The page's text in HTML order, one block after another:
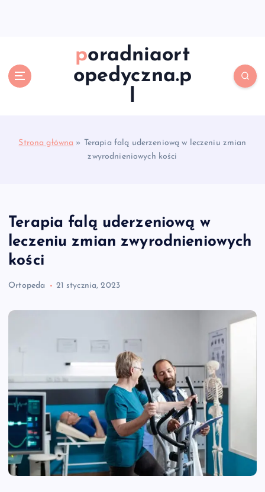
poradniaort
opedyczna.p
l
Strona główna »
Terapia falą uderzeniową w leczeniu zmian
zwyrodnieniowych kości
Terapia falą uderzeniową w
leczeniu zmian zwyrodnieniowych
kości
Ortopeda 21 stycznia, 2023